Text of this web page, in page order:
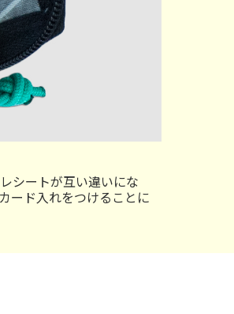
シートが互い違いにな
ード入れをつけることに